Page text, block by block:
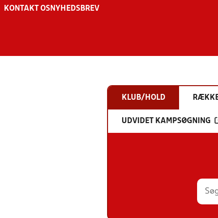
KONTAKT OS NYHEDSBREV
KLUB/HOLD
UDVIDET KAMPSØGNING